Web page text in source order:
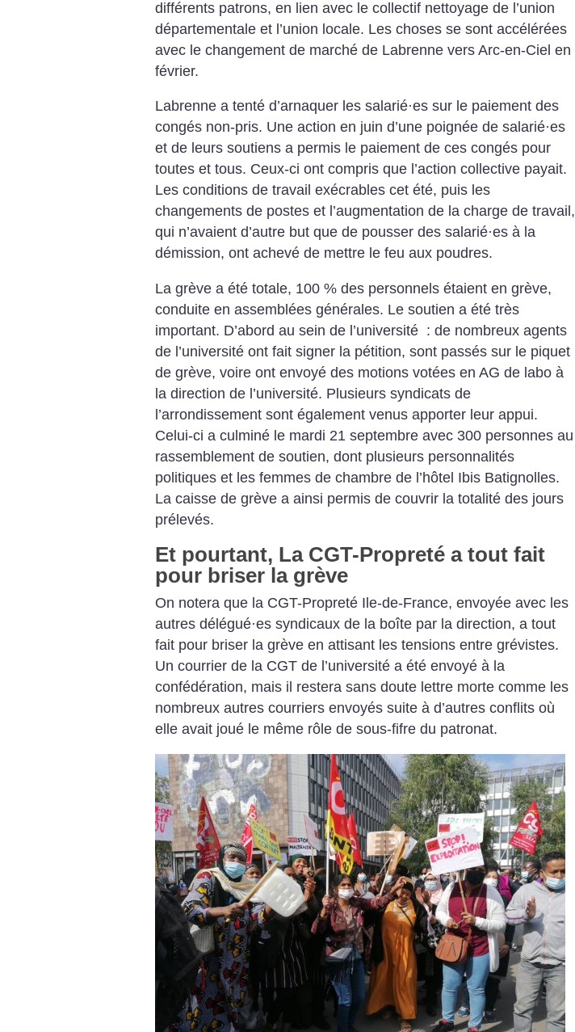
différents patrons, en lien avec le collectif nettoyage de l’union
départementale et l’union locale. Les choses se sont accélérées
avec le changement de marché de Labrenne vers Arc-en-Ciel en
février.
Labrenne a tenté d’arnaquer les salarié·es sur le paiement des
congés non-pris. Une action en juin d’une poignée de salarié·es
et de leurs soutiens a permis le paiement de ces congés pour
toutes et tous. Ceux-ci ont compris que l’action collective payait.
Les conditions de travail exécrables cet été, puis les
changements de postes et l’augmentation de la charge de travail,
qui n’avaient d’autre but que de pousser des salarié·es à la
démission, ont achevé de mettre le feu aux poudres.
La grève a été totale, 100 % des personnels étaient en grève,
conduite en assemblées générales. Le soutien a été très
important. D’abord au sein de l’université : de nombreux agents
de l’université ont fait signer la pétition, sont passés sur le piquet
de grève, voire ont envoyé des motions votées en AG de labo à
la direction de l’université. Plusieurs syndicats de
l’arrondissement sont également venus apporter leur appui.
Celui-ci a culminé le mardi 21 septembre avec 300 personnes au
rassemblement de soutien, dont plusieurs personnalités
politiques et les femmes de chambre de l’hôtel Ibis Batignolles.
La caisse de grève a ainsi permis de couvrir la totalité des jours
prélevés.
Et pourtant, La CGT-Propreté a tout fait
pour briser la grève
On notera que la CGT-Propreté Ile-de-France, envoyée avec les
autres délégué·es syndicaux de la boîte par la direction, a tout
fait pour briser la grève en attisant les tensions entre grévistes.
Un courrier de la CGT de l’université a été envoyé à la
confédération, mais il restera sans doute lettre morte comme les
nombreux autres courriers envoyés suite à d’autres conflits où
elle avait joué le même rôle de sous-fifre du patronat.